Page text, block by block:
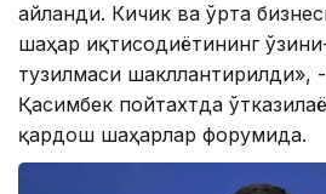
айланди. Кичик ва ўрта
шаҳар иқтисодиётининг
тузилмаси шакллантирилди»,
Қасимбек пойтахтда
қардош шаҳарлар форумида.